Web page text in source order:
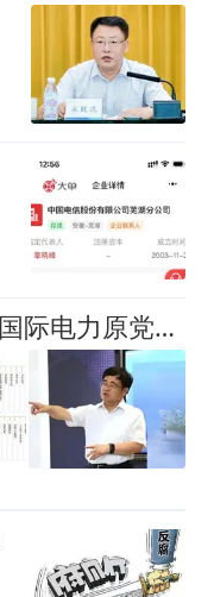
主动投案！国家电投云南国际电力原党委委员、副总经理魏毅接受审查调查